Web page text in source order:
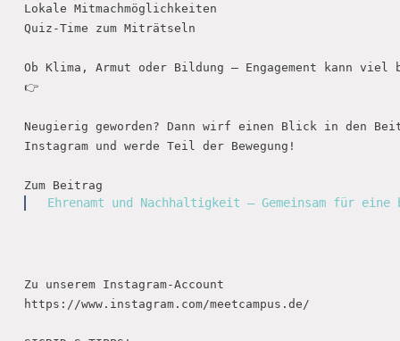
Lokale Mitmachmöglichkeiten
Quiz-Time zum Miträtseln
Ob Klima, Armut oder Bildung – Engagement kann viel
👉
Neugierig geworden? Dann wirf einen Blick in den
Instagram und werde Teil der Bewegung!
Ehrenamt und Nachhaltigkeit – Gemeinsam für eine
Zu unserem Instagram-Account
https://www.instagram.com/meetcampus.de/